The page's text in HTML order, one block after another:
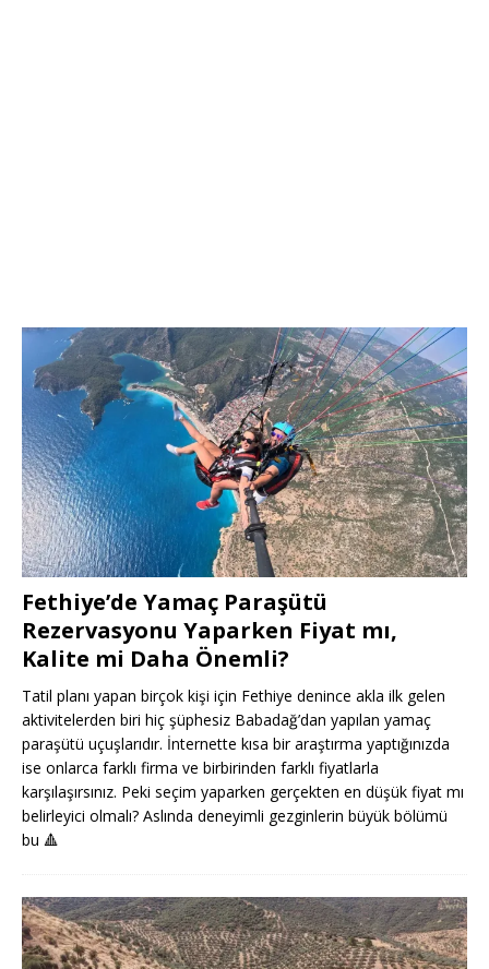
Fethiye’de Yamaç Paraşütü
Rezervasyonu Yaparken Fiyat mı,
Kalite mi Daha Önemli?
Tatil planı yapan birçok kişi için Fethiye denince akla ilk gelen
aktivitelerden biri hiç şüphesiz Babadağ’dan yapılan yamaç
paraşütü uçuşlarıdır. İnternette kısa bir araştırma yaptığınızda
ise onlarca farklı firma ve birbirinden farklı fiyatlarla
karşılaşırsınız. Peki seçim yaparken gerçekten en düşük fiyat mı
belirleyici olmalı? Aslında deneyimli gezginlerin büyük bölümü
bu 🔺